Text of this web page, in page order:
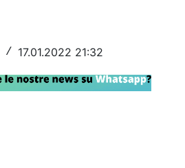
/ 17.01.2022 21:32